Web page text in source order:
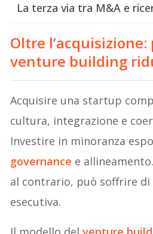
La terza via tra M&A e
Oltre l’acquisizione:
venture building
Acquisire una startup
cultura, integrazione e
Investire in minoranza
governance e
al contrario, può soffrire
esecutiva.